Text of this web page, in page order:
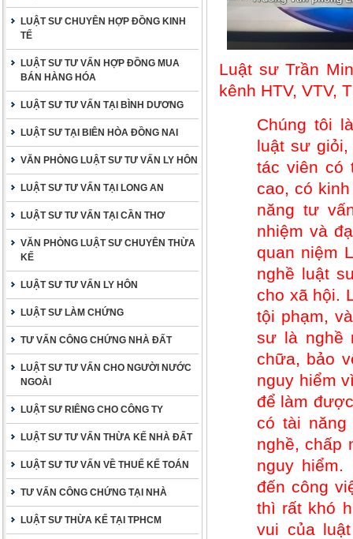
LUẬT SƯ CHUYÊN HỢP ĐỒNG KINH
TẾ
LUẬT SƯ TƯ VẤN HỢP ĐỒNG MUA
BÁN HÀNG HÓA
LUẬT SƯ TƯ VẤN TẠI BÌNH DƯƠNG
LUẬT SƯ TẠI BIÊN HÒA ĐỒNG NAI
VĂN PHÒNG LUẬT SƯ TƯ VẤN LY HÔN
LUẬT SƯ TƯ VẤN TẠI LONG AN
LUẬT SƯ TƯ VẤN TẠI CẦN THƠ
VĂN PHÒNG LUẬT SƯ CHUYÊN THỪA
KẾ
LUẬT SƯ TƯ VẤN LY HÔN
LUẬT SƯ LÀM CHỨNG
TƯ VẤN CÔNG CHỨNG NHÀ ĐẤT
LUẬT SƯ TƯ VẤN CHO NGƯỜI NƯỚC
NGOÀI
LUẬT SƯ RIÊNG CHO CÔNG TY
LUẬT SƯ TƯ VẤN THỪA KẾ NHÀ ĐẤT
LUẬT SƯ TƯ VẤN VỀ THUẾ KẾ TOÁN
TƯ VẤN CÔNG CHỨNG TẠI NHÀ
LUẬT SƯ THỪA KẾ TẠI TPHCM
Luật sư Trần
kênh HTV, VTV,
Chúng tôi
luật sư giỏi,
tác viên có
cao, có
năng tư
nhiệm và
quan niệm
nghề luật
cho xã hội.
tội phạm,
sư là nghề
chữa, bảo
nguy hiểm
để làm
có tài năng
nghề, chấp
nguy
đến công
thì rất khó
vui của